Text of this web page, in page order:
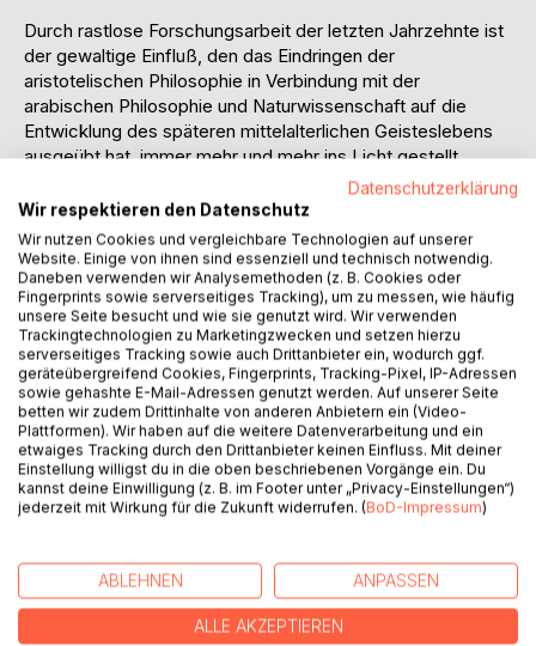
Durch rastlose Forschungsarbeit der letzten Jahrzehnte ist
der gewaltige Einfluß, den das Eindringen der
aristotelischen Philosophie in Verbindung mit der
arabischen Philosophie und Naturwissenschaft auf die
Entwicklung des späteren mittelalterlichen Geisteslebens
ausgeübt hat, immer mehr und mehr ins Licht gestellt
worden. Mühsame Einzelforschung - denn nur sie, nicht
geistvolle Linienziehung gibt auf diesem schwierigen
Gebiete sichere Führung - hat die Entwicklungsphasen der
mittelalterlichen Aristotelesrezeption aufgehellt. Wenn
nunmehr die Union académique internationale auf
Vorschlag der polnischen Akademie der Wissenschaften
das große Werk eines Aristoteles latinus, einer kritischen
Edition der mittelalterlichen lateinischen
Aristotelesübersetzungen, in Angriff genommen hat und
unter der Leitung von G. Lacombe hierfür die
Vorbereitungs- und Inventarisierarbeit im weitesten
Umfang geleistet worden ist, so geht für die mittelalterliche
geisteswissenschaftliche Forschung ein Wunsch in
Erfüllung, den Clemens Baeumker und auch ich in unseren
hatte, als ich im Jahre 1916, durch die Kriegsverhältnisse
eingeengt, mein Buch »Forschungen über die lateinischen
Aristotelesübersetzungen des 13. Jahrhunderts« schrieb,
nicht daran gedacht, daß in so verhältnismäßig kurzer Zeit
Datenschutzerklärung
Wir respektieren den Datenschutz
Wir nutzen Cookies und vergleichbare Technologien auf unserer
Website. Einige von ihnen sind essenziell und technisch notwendig.
Daneben verwenden wir Analysemethoden (z. B. Cookies oder
Fingerprints sowie serverseitiges Tracking), um zu messen, wie häufig
unsere Seite besucht und wie sie genutzt wird. Wir verwenden
Trackingtechnologien zu Marketingzwecken und setzen hierzu
serverseitiges Tracking sowie auch Drittanbieter ein, wodurch ggf.
geräteübergreifend Cookies, Fingerprints, Tracking-Pixel, IP-Adressen
sowie gehashte E-Mail-Adressen genutzt werden. Auf unserer Seite
betten wir zudem Drittinhalte von anderen Anbietern ein (Video-
Plattformen). Wir haben auf die weitere Datenverarbeitung und ein
etwaiges Tracking durch den Drittanbieter keinen Einfluss. Mit deiner
Einstellung willigst du in die oben beschriebenen Vorgänge ein. Du
kannst deine Einwilligung (z. B. im Footer unter „Privacy-Einstellungen“)
jederzeit mit Wirkung für die Zukunft widerrufen. (BoD-Impressum)
ABLEHNEN ANPASSEN
ALLE AKZEPTIEREN